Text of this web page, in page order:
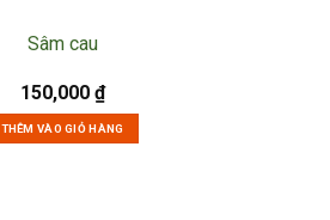
Sâm cau
150,000 ₫
THÊM VÀO GIỎ HÀNG